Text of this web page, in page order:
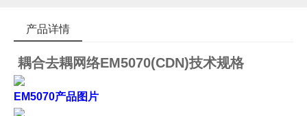
产品详情
耦合去耦网络EM5070(CDN)技术规格
EM5070产品图片